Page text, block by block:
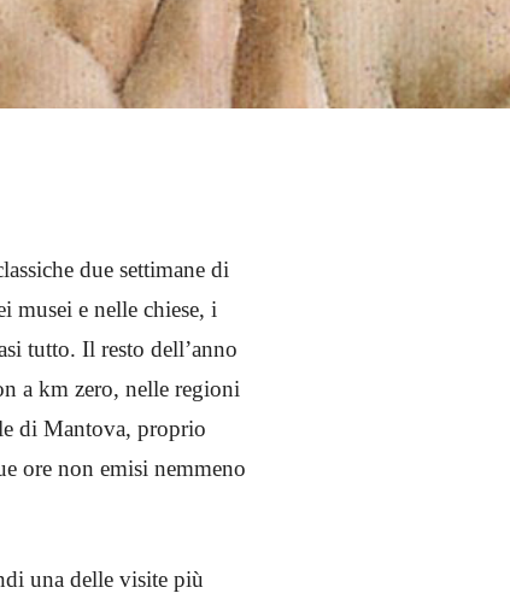
due settimane di
musei e nelle chiese, i
tutto. Il resto dell’anno
a km zero, nelle regioni
di Mantova, proprio
ore non emisi nemmeno
una delle visite più